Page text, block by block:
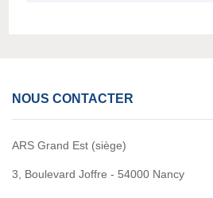
NOUS CONTACTER
ARS Grand Est (siège)
3, Boulevard Joffre - 54000 Nancy